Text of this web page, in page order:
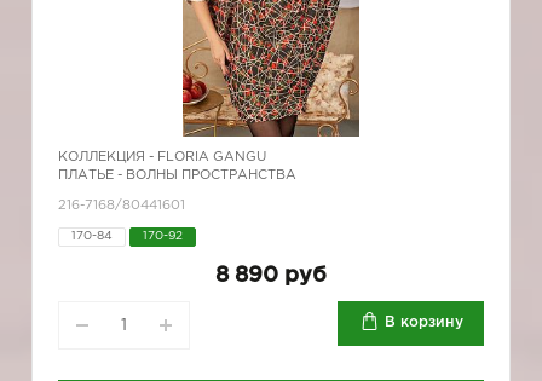
КОЛЛЕКЦИЯ - FLORIA GANGU
ПЛАТЬЕ - ВОЛНЫ ПРОСТРАНСТВА
216-7168/80441601
170-84 170-92
8 890 руб
В корзину